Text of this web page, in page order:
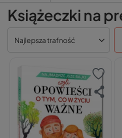
Książeczki na
Najlepsza trafność